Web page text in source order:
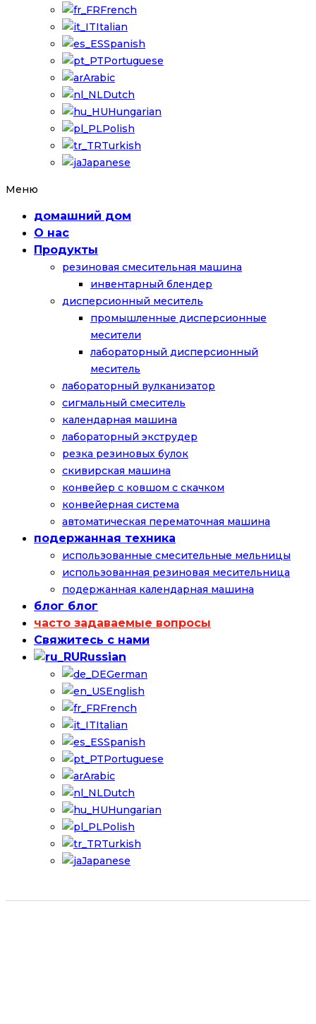
French
Italian
Spanish
Portuguese
Arabic
Dutch
Hungarian
Polish
Turkish
Japanese
Меню
домашний дом
О нас
Продукты
резиновая смесительная машина
инвентарный блендер
дисперсионный меситель
промышленные дисперсионные
месители
лабораторный дисперсионный
меситель
лабораторный вулканизатор
сигмальный смеситель
календарная машина
лабораторный экструдер
резка резиновых булок
скивирская машина
конвейер с ковшом с скачком
конвейерная система
автоматическая перематочная машина
подержанная техника
использованные смесительные мельницы
использованная резиновая месительница
подержанная календарная машина
блог блог
часто задаваемые вопросы
Свяжитесь с нами
Russian
German
English
French
Italian
Spanish
Portuguese
Arabic
Dutch
Hungarian
Polish
Turkish
Japanese